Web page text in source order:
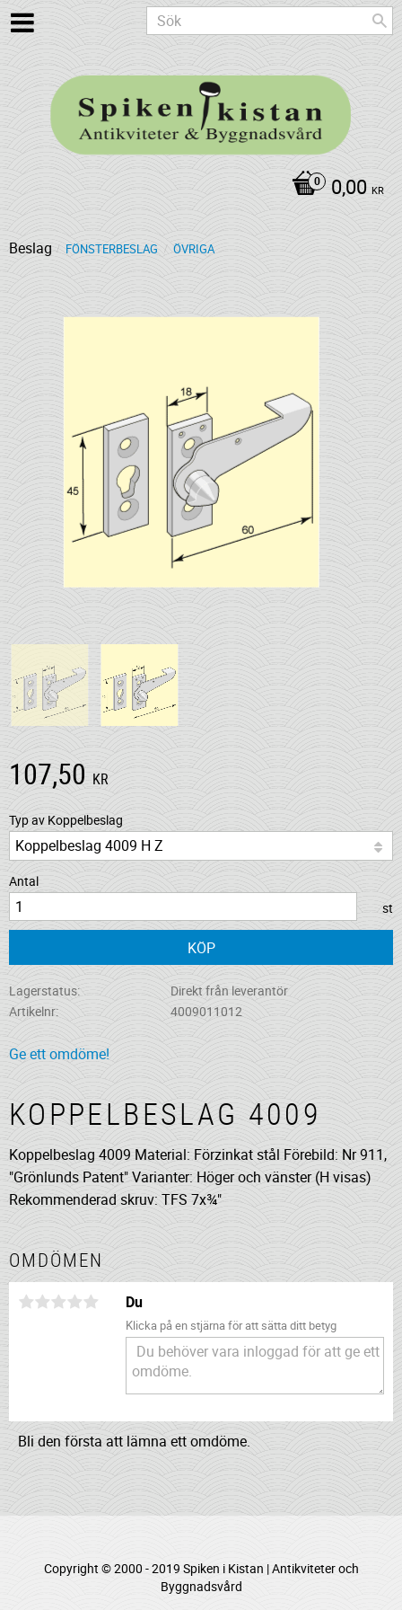
0,00 KR
Beslag FÖNSTERBESLAG ÖVRIGA
107,50 KR
Typ av Koppelbeslag
Antal
st
KÖP
Lagerstatus
Direkt från leverantör
Artikelnr
4009011012
Ge ett omdöme!
KOPPELBESLAG 4009
Koppelbeslag 4009 Material: Förzinkat stål Förebild: Nr 911,
"Grönlunds Patent" Varianter: Höger och vänster (H visas)
Rekommenderad skruv: TFS 7x¾"
OMDÖMEN
Du
Klicka på en stjärna för att sätta ditt betyg
Bli den första att lämna ett omdöme.
Copyright © 2000 - 2019 Spiken i Kistan | Antikviteter och
Byggnadsvård